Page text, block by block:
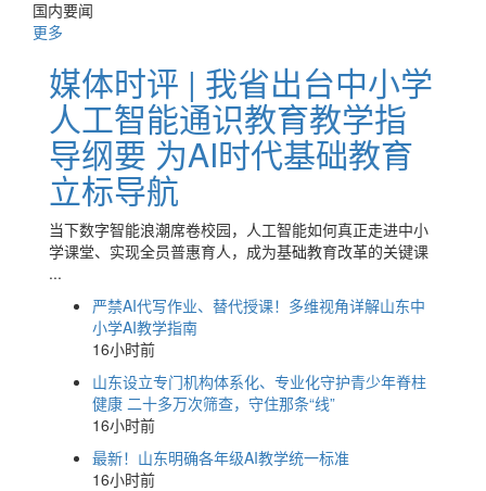
国内要闻
更多
媒体时评 | 我省出台中小学
人工智能通识教育教学指
导纲要 为AI时代基础教育
立标导航
当下数字智能浪潮席卷校园，人工智能如何真正走进中小
学课堂、实现全员普惠育人，成为基础教育改革的关键课
...
严禁AI代写作业、替代授课！多维视角详解山东中
小学AI教学指南
16小时前
山东设立专门机构体系化、专业化守护青少年脊柱
健康 二十多万次筛查，守住那条“线”
16小时前
最新！山东明确各年级AI教学统一标准
16小时前